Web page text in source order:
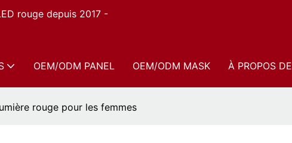
rouge depuis 2017 -
OEM/ODM PANEL OEM/ODM MASK À PROPOS DE
rouge pour les femmes